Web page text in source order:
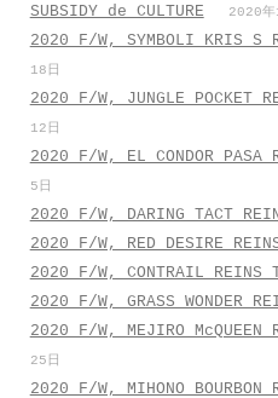
SUBSIDY de CULTURE 2020年
2020 F/W, SYMBOLI KRIS S
18日
2020 F/W, JUNGLE POCKET
12日
2020 F/W, EL CONDOR PASA
5日
2020 F/W, DARING TACT
2020 F/W, RED DESIRE
2020 F/W, CONTRAIL REINS
2020 F/W, GRASS WONDER
2020 F/W, MEJIRO McQUEEN
25日
2020 F/W, MIHONO BOURBON